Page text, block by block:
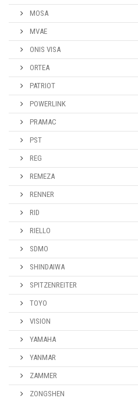
MOSA
MVAE
ONIS VISA
ORTEA
PATRIOT
POWERLINK
PRAMAC
PST
REG
REMEZA
RENNER
RID
RIELLO
SDMO
SHINDAIWA
SPITZENREITER
TOYO
VISION
YAMAHA
YANMAR
ZAMMER
ZONGSHEN